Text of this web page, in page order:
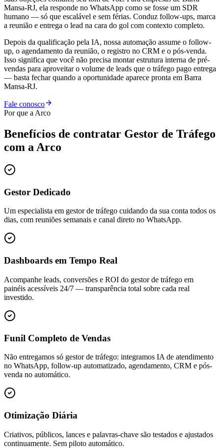
Mansa-RJ, ela responde no WhatsApp como se fosse um SDR
humano — só que escalável e sem férias. Conduz follow-ups, marca
a reunião e entrega o lead na cara do gol com contexto completo.
Depois da qualificação pela IA, nossa automação assume o follow-
up, o agendamento da reunião, o registro no CRM e o pós-venda.
Isso significa que você não precisa montar estrutura interna de pré-
vendas para aproveitar o volume de leads que o tráfego pago entrega
— basta fechar quando a oportunidade aparece pronta em Barra
Mansa-RJ.
Fale conosco
Por que a Arco
Benefícios de contratar Gestor de Tráfego
com a Arco
Gestor Dedicado
Um especialista em gestor de tráfego cuidando da sua conta todos os
dias, com reuniões semanais e canal direto no WhatsApp.
Dashboards em Tempo Real
Acompanhe leads, conversões e ROI do gestor de tráfego em
painéis acessíveis 24/7 — transparência total sobre cada real
investido.
Funil Completo de Vendas
Não entregamos só gestor de tráfego: integramos IA de atendimento
no WhatsApp, follow-up automatizado, agendamento, CRM e pós-
venda no automático.
Otimização Diária
Criativos, públicos, lances e palavras-chave são testados e ajustados
continuamente. Sem piloto automático.